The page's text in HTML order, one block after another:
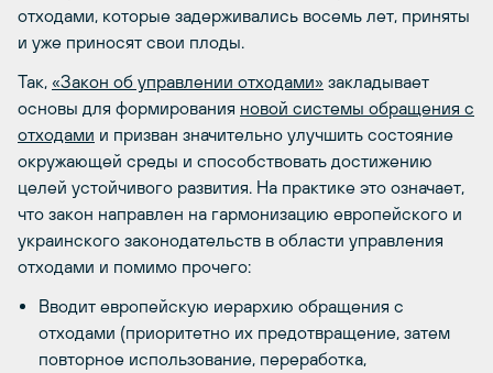
отходами, которые задерживались восемь лет, приняты
и уже приносят свои плоды.
Так, «Закон об управлении отходами» закладывает
основы для формирования новой системы обращения с
отходами и призван значительно улучшить состояние
окружающей среды и способствовать достижению
целей устойчивого развития. На практике это означает,
что закон направлен на гармонизацию европейского и
украинского законодательств в области управления
отходами и помимо прочего:
Вводит европейскую иерархию обращения с
отходами (приоритетно их предотвращение, затем
повторное использование, переработка,